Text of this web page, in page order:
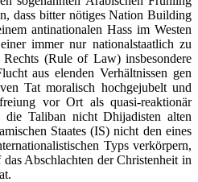
dass bitter nötiges Nation Building
antinationalen Hass im Westen
immer nur nationalstaatlich zu
Rechts (Rule of Law) insbesondere
aus elenden Verhältnissen gen
Tat moralisch hochgejubelt und
vor Ort als quasi-reaktionär
Taliban nicht Dhijadisten alten
Staates (IS) nicht den eines
Typs verkörpern,
Abschlachten der Christenheit in